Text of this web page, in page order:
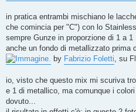
in pratica entrambi mischiano le
che comincia per "C") con lo
sempre Gunze in proporzione di 1 a
anche un fondo di metallizzato prima
by Fabrizio Foletti , su
io, visto che questo mix mi scuriva
e 1 di metallico, ma comunque i
dovuto...